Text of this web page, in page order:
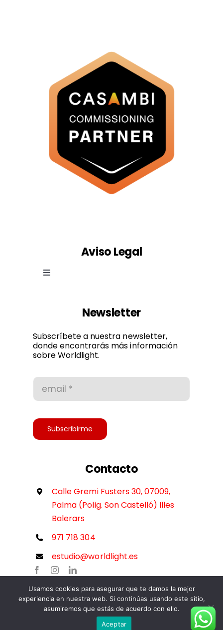
Aviso Legal
Toggle
Política de privacidad
Accesibilidad
Newsletter
Subscríbete a nuestra newsletter,
donde encontrarás más información
sobre Worldlight.
Subscribirme
Contacto
Calle Gremi Fusters 30, 07009,
Palma (Polig. Son Castelló) Illes
Balerars
971 718 304
estudio@worldlight.es
Usamos cookies para asegurar que te damos la mejor
experiencia en nuestra web. Si continúas usando este sitio,
asumiremos que estás de acuerdo con ello.
Aceptar